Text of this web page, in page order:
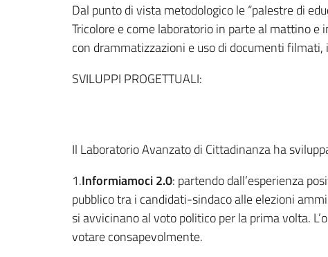
Dal punto di vista metodologico le “palestre di
Tricolore e come laboratorio in parte al mattino
con drammatizzazioni e uso di documenti
SVILUPPI PROGETTUALI:
Il Laboratorio Avanzato di Cittadinanza ha
1.Informiamoci 2.0: partendo dall’esperienza
pubblico tra i candidati-sindaco alle elezioni
si avvicinano al voto politico per la prima volta.
votare consapevolmente.